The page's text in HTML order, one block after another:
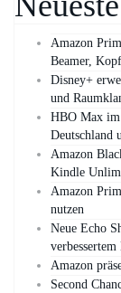
Amazon
Beamer,
Disney+
und
HBO Max
Deutschland
Amazon
Kindle
Amazon
nutzen
Neue Echo
Amazon
Second